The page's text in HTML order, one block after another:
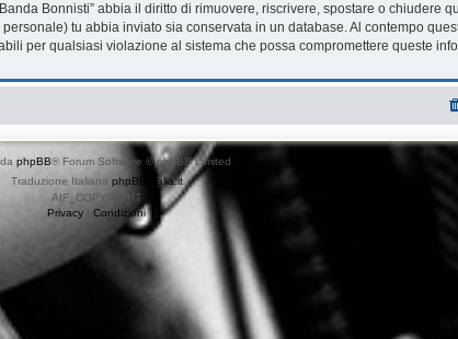
Bonnisti” abbia il diritto di rimuovere, riscrivere, spostare o chiudere
tu abbia inviato sia conservata in un database. Al contempo
per qualsiasi violazione al sistema che possa compromettere queste
phpBB® Forum Software © phpBB Limited
Traduzione Italiana phpBB-Italia.it
AIF_COPYRIGHT
Privacy
Condizioni